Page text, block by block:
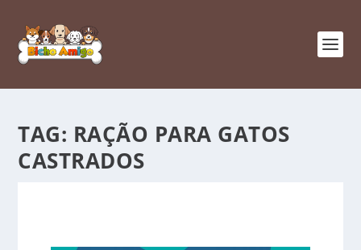
TAG: RAÇÃO PARA GATOS
CASTRADOS